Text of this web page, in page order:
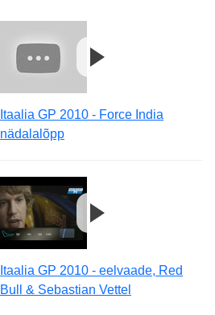
Itaalia GP 2010 - Force India
nädalalõpp
Itaalia GP 2010 - eelvaade, Red
Bull & Sebastian Vettel